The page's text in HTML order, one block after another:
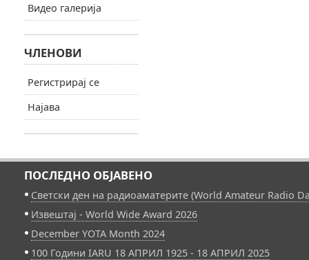
Видео галерија
ЧЛЕНОВИ
Регистрирај се
Најава
ПОСЛЕДНО ОБЈАВЕНО
Светски ден на радиоаматерите (World Amateur Radio
Извештај - World Wide Award 2026
December YOTA Month 2024
100 Години IARU 18 АПРИЛ 1925 - 18 АПРИЛ 2025